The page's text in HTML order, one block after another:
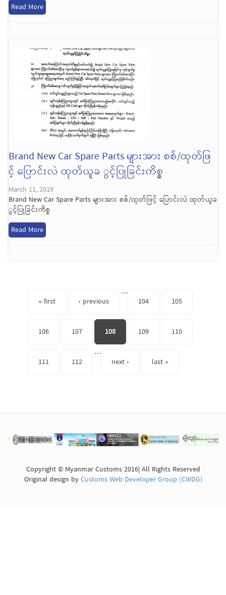
Read More
Brand New Car Spare Parts များအား စစ်/ထုတ်ဖြ
င့် ပြောင်းလဲ ထုတ်ယူခ ွင့်ပြုခြင်းကိစ္စ
March 11, 2019
Brand New Car Spare Parts များအား စစ်/ထုတ်ဖြင့် ပြောင်းလဲ ထုတ်ယူခ
ွင့်ပြုခြင်းကိစ္စ
Read More
« first ‹ previous
…
104
105
106 107 108 109 110
111 112
…
next ›
last »
Copyright © Myanmar Customs 2016| All Rights Reserved
Original design byCustoms Web Developer Group (CWDG)